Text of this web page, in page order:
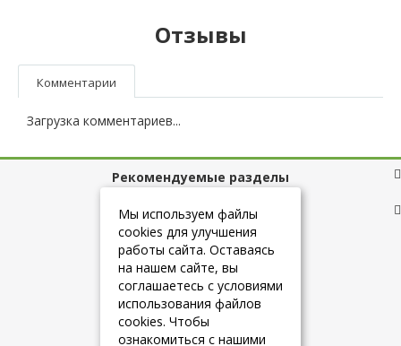
Отзывы
Комментарии
Загрузка комментариев...
Рекомендуемые разделы
Полезные ссылки
+7 (925) 084-10-60
Мы используем файлы
cookies для улучшения
работы сайта. Оставаясь
на нашем сайте, вы
соглашаетесь с условиями
использования файлов
cookies. Чтобы
ознакомиться с нашими